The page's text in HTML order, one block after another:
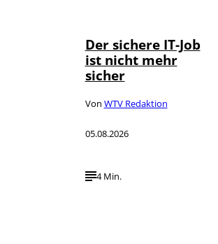
Der sichere IT-Job
ist nicht mehr
sicher
Von WTV Redaktion
05.08.2026
4 Min.